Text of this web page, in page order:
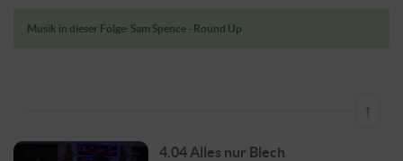
Musik in dieser Folge: Sam Spence - Round Up
↑
4.04 Alles nur Blech